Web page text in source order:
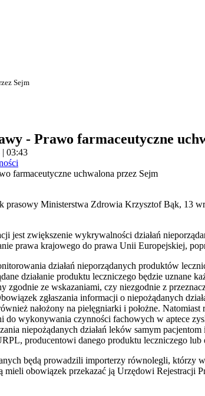
Sejm
- Prawo farmaceutyczne
| 03:43
farmaceutyczne uchwalona przez Sejm
prasowy Ministerstwa Zdrowia Krzysztof Bąk, 13
jest zwiększenie wykrywalności działań
prawa krajowego do prawa Unii Europejskiej,
działań nieporządanych produktów
działanie produktu leczniczego będzie uznane
zgodnie ze wskazaniami, czy niezgodnie z
zgłaszania informacji o niepożądanych
nałożony na pielęgniarki i położne.
do wykonywania czynności fachowych w aptece
niepożądanych działań leków samym
producentowi danego produktu leczniczego
będą prowadzili importerzy równolegli, którzy
mieli obowiązek przekazać ją Urzędowi